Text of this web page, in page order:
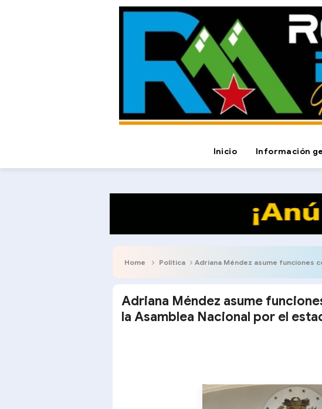
Inicio Información
Home Política ​Adriana Méndez asume funciones como
​Adriana Méndez asume
la Asamblea Nacional por el